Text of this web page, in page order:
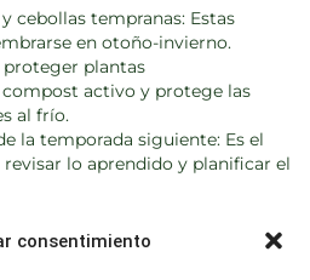
consentimiento
cebollas tempranas: Estas
en otoño-invierno.
plantas
compost activo y protege las
al frío.
la temporada siguiente: Es el
lo aprendido y planificar el
para revisar herramientas,
zonas de cultivo.